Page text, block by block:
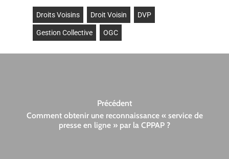
Droits Voisins Droit Voisin DVP
Gestion Collective OGC
Précédent
Comment obtenir une reconnaissance « service de
presse en ligne » par la CPPAP ?